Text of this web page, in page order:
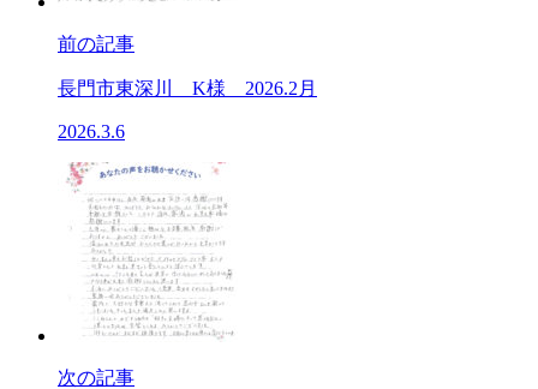
前の記事
長門市東深川 K様 2026.2月
2026.3.6
次の記事